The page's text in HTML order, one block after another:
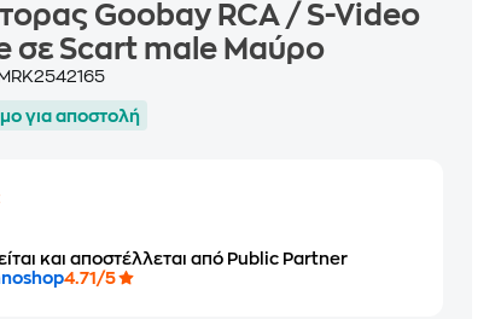
Goobay RCA / S-Video
σε Scart male Μαύρο
MRK2542165
για αποστολή
και αποστέλλεται από Public Partner
4.71/5